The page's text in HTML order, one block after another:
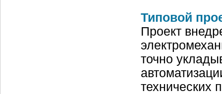
Типовой
Проект
точно
технических